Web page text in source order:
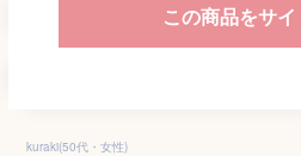
この商品をサ
kuraki(50代・女性)